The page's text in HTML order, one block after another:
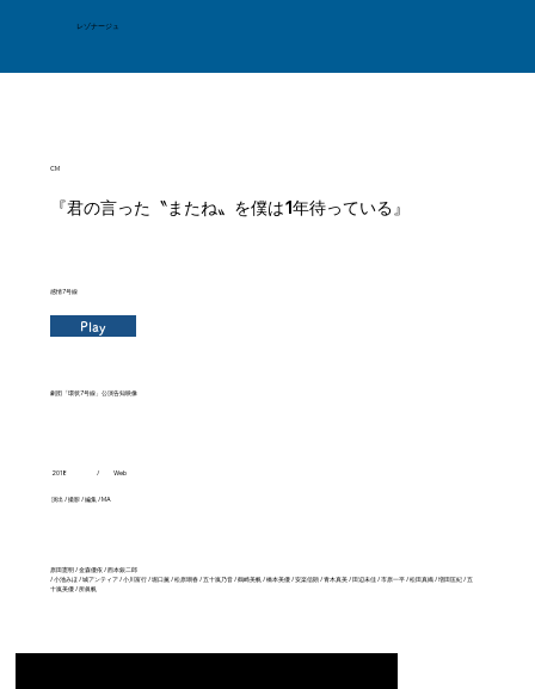
レゾナージュ
劇団「環状7号線」公演告知映像
『君の言った〝またね〟を僕は1年待っている』
感情7号線
CM
演出 / 撮影 / 編集 / MA
原田憲明 / 金森優依 / 西本銀二郎
/ 小池みほ / 城アンティア / 小川富行 / 堀口薫 / 松原瑚春 / 五十嵐乃音 / 鶴崎美帆 / 橋本美優 / 安楽信顕 / 青木真美 / 田辺未佳 / 市原一平 / 松田真織 / 増田匡紀 / 五
十嵐美優 / 所眞帆
Play
2018 / Web